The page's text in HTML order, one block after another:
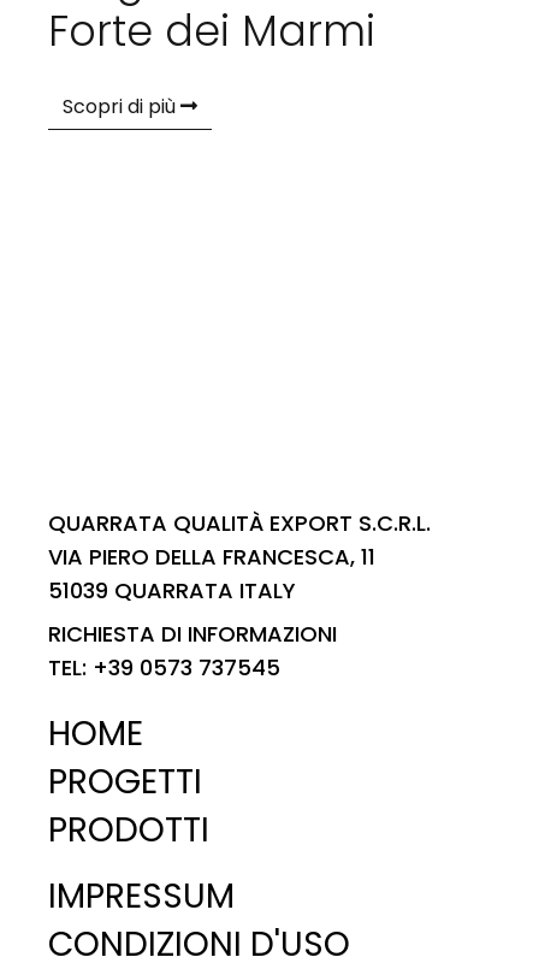
Forte dei Marmi
Scopri di più
QUARRATA QUALITÀ EXPORT S.C.R.L.
VIA PIERO DELLA FRANCESCA, 11
51039 QUARRATA ITALY
RICHIESTA DI INFORMAZIONI
TEL: +39 0573 737545
HOME
PROGETTI
PRODOTTI
IMPRESSUM
CONDIZIONI D'USO